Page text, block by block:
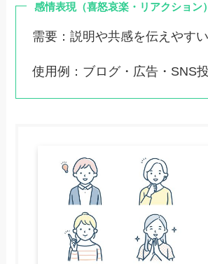
感情表現（喜怒哀楽・リアクション）
需要：説明や共感を伝えやすい
使用例：ブログ・広告・SNS